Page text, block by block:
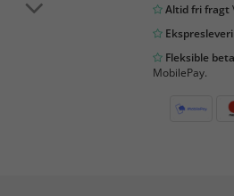
Altid fri fragt
Fleksible
MobilePay.